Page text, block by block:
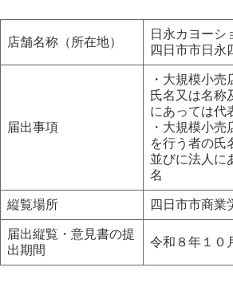
店舗名称（所在地）
日永カヨーシ
四日市市日永
届出事項
・大規模小
氏名又は名称
にあっては代
・大規模小
を行う者の氏
並びに法人に
名
縦覧場所 四日市市商業
届出縦覧・意見書の提
出期間
令和８年１０